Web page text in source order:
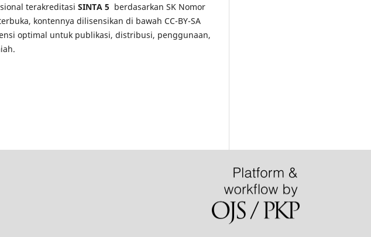
terakreditasi SINTA 5 berdasarkan SK Nomor
kontennya dilisensikan di bawah CC-BY-SA
optimal untuk publikasi, distribusi, penggunaan,